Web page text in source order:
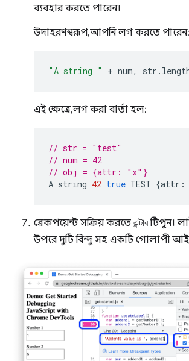
ব্যবহার করতে পারেন।
উদাহরণস্বরূপ, আপনি লগ করতে পারেন:
"A string " + num, str .
এই ক্ষেত্রে, লগ করা বার্তা হল:
// str = "test"
// num = 42
// obj = {attr: "x"}
A string 42 true TEST {attr :
ব্রেকপয়েন্ট সক্রিয় করতে এন্টারটিপুন।
উপরে দুটি বিন্দু সহ একটি গোলাপী